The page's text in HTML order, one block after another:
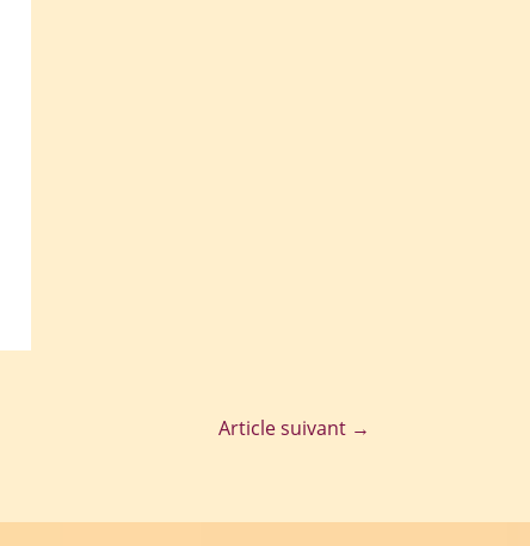
Article suivant→